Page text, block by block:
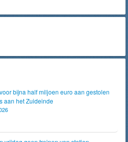
bijna half miljoen euro aan gestolen
aan het Zuideinde